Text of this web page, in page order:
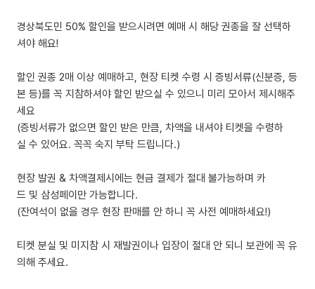
경상북도민 50% 할인을 받으시려면 예매 시 해당 권종을 잘 선택하
셔야 해요!
할인 권종 2매 이상 예매하고, 현장 티켓 수령 시 증빙서류(신분증, 등
본 등)를 꼭 지참하셔야 할인 받으실 수 있으니 미리 모아서 제시해주
세요
(증빙서류가 없으면 할인 받은 만큼, 차액을 내셔야 티켓을 수령하
실 수 있어요. 꼭꼭 숙지 부탁 드립니다.)
현장 발권 & 차액결제시에는 현금 결제가 절대 불가능하며 카
드 및 삼성페이만 가능합니다.
(잔여석이 없을 경우 현장 판매를 안 하니 꼭 사전 예매하세요!)
티켓 분실 및 미지참 시 재발권이나 입장이 절대 안 되니 보관에 꼭 유
의해 주세요.